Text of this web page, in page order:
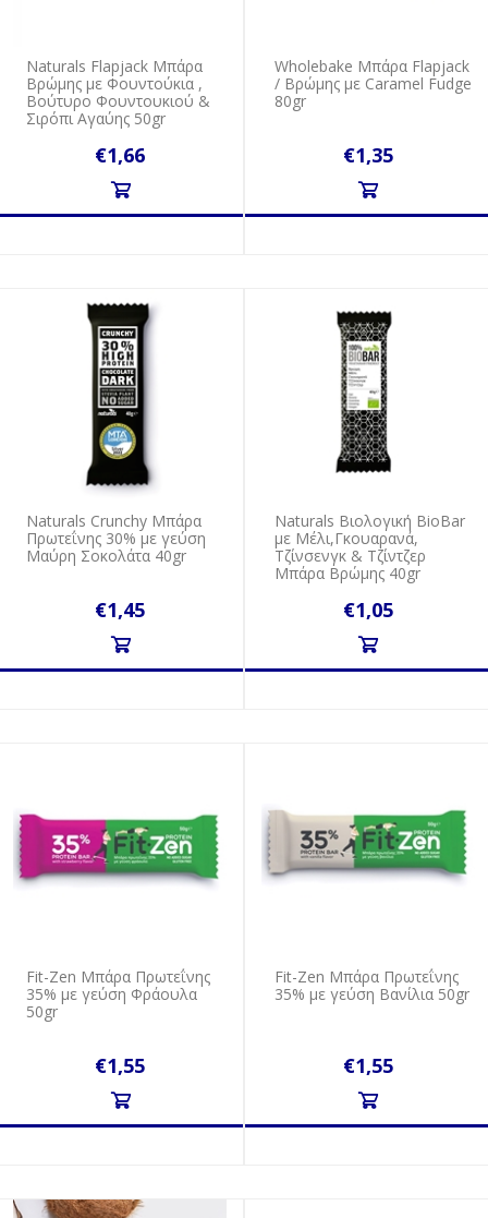
Naturals Flapjack Μπάρα
Βρώμης με Φουντούκια ,
Βούτυρο Φουντουκιού &
Σιρόπι Αγαύης 50gr
€1,66
Wholebake Μπάρα Flapjack
/ Βρώμης με Caramel Fudge
80gr
€1,35
Naturals Crunchy Μπάρα
Πρωτεΐνης 30% με γεύση
Μαύρη Σοκολάτα 40gr
€1,45
Naturals Βιολογική BioBar
με Μέλι,Γκουαρανά,
Τζίνσενγκ & Τζίντζερ
Μπάρα Βρώμης 40gr
€1,05
Fit-Zen Μπάρα Πρωτεΐνης
35% με γεύση Φράουλα
50gr
€1,55
Fit-Zen Μπάρα Πρωτεΐνης
35% με γεύση Βανίλια 50gr
€1,55